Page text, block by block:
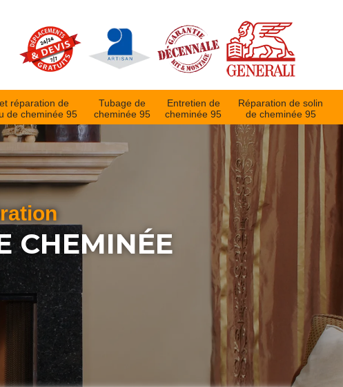
réparation de
de cheminée 95
Tubage de
cheminée 95
Entretien de
cheminée 95
Réparation de solin
de cheminée 95
CHEMINÉE